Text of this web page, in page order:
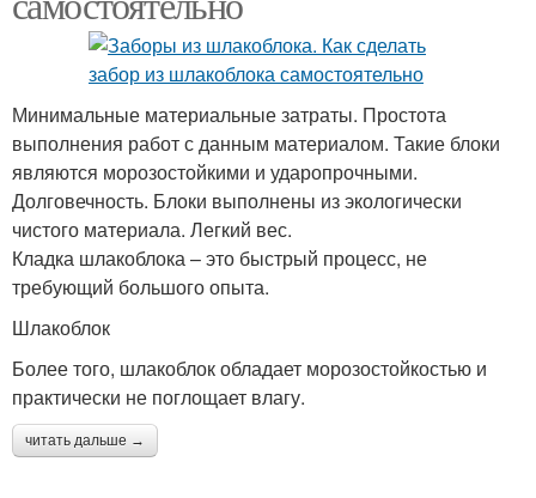
Минимальные материальные затраты. Простота
выполнения работ с данным материалом. Такие блоки
являются морозостойкими и ударопрочными.
Долговечность. Блоки выполнены из экологически
чистого материала. Легкий вес.
Кладка шлакоблока – это быстрый процесс, не
требующий большого опыта.
Шлакоблок
Более того, шлакоблок обладает морозостойкостью и
практически не поглощает влагу.
читать дальше →